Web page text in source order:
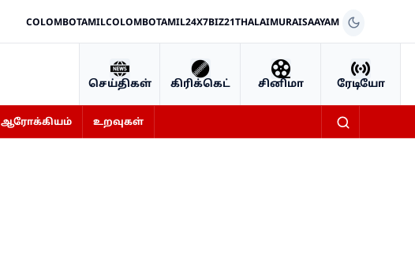
COLOMBOTAMILCOLOMBOTAMIL24X7BIZ21THALAIMURAISAAYAM
செய்திகள் கிரிக்கெட் சினிமா ரேடியோ
ஆரோக்கியம் உறவுகள்